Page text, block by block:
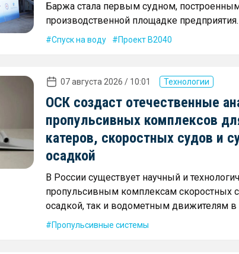
Баржа стала первым судном,
производственной площадке предприятия.
Спуск на воду Проект В2040
07 августа 2026 / 10:01 Технологии
ОСК создаст отечественные
пропульсивных комплексов
катеров, скоростных судов и
осадкой
В России существует научный и
пропульсивным комплексам скоростных
осадкой, так и водометным движителям в
Пропульсивные системы